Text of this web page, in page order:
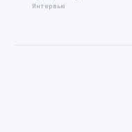
Интервью